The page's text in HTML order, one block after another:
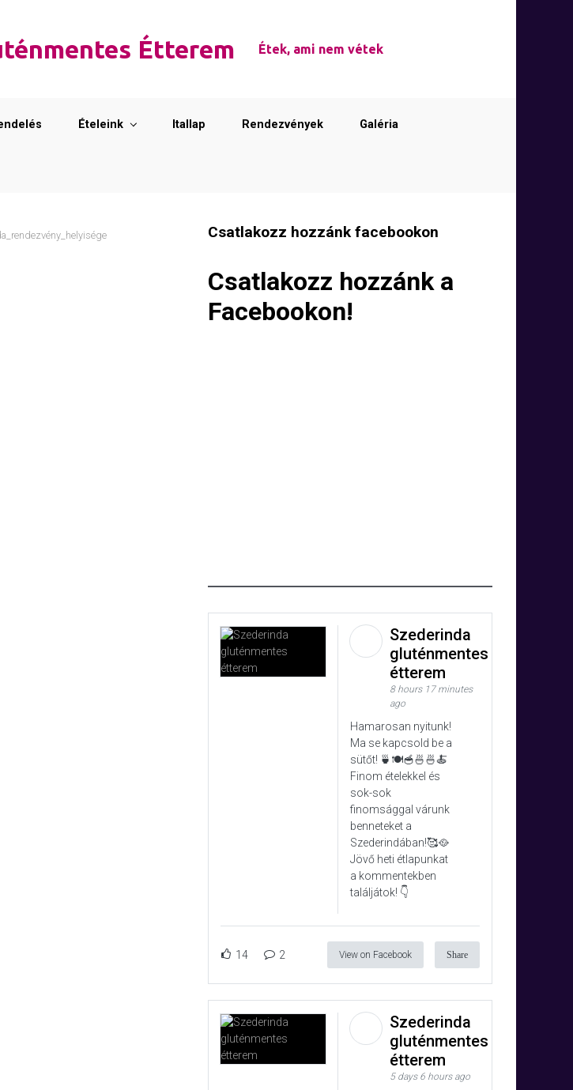
Étterem Étek, ami nem vétek
Ételeink Itallap Rendezvények Galéria
Csatlakozz hozzánk facebookon
Csatlakozz hozzánk a
Facebookon!
Szederinda
gluténmentes
étterem
8 hours 17 minutes
ago
Hamarosan nyitunk!
Ma se kapcsold be a
sütőt! 🍵🍽️🥣🍜🍜🍝
Finom ételekkel és
sok-sok
finomsággal várunk
benneteket a
Szederindában!🥰🥘
Jövő heti étlapunkat
a kommentekben
találjátok! 👇
14 2 View on Facebook Share
Szederinda
gluténmentes
étterem
5 days 6 hours ago